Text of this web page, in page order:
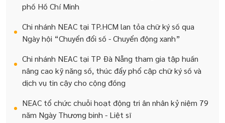
phố Hồ Chí Minh
Chi nhánh NEAC tại TP.HCM lan tỏa chữ ký số qua
Ngày hội “Chuyển đổi số - Chuyển động xanh”
Chi nhánh NEAC tại TP Đà Nẵng tham gia tập huấn
nâng cao kỹ năng số, thúc đẩy phổ cập chữ ký số và
dịch vụ tin cậy cho cộng đồng
NEAC tổ chức chuỗi hoạt động tri ân nhân kỷ niệm 79
năm Ngày Thương binh - Liệt sĩ